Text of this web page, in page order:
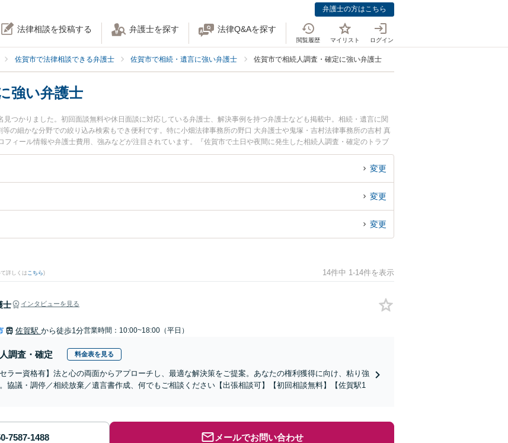
弁護士の方はこちら
法律相談を投稿する 弁護士を探す 法律Q&Aを探す
閲覧履歴 マイリスト ログイン
佐賀市で法律相談できる弁護士 佐賀市で相続・遺言に強い弁護士 佐賀市で相続人調査・確定に強い弁護士
強い弁護士
つかりました。初回面談無料や休日面談に対応している弁護士、解決事例を持つ弁護士なども掲載中。相続・遺言に関
の細かな分野での絞り込み検索もでき便利です。特に小畑法律事務所の野口 大弁護士や鬼塚・吉村法律事務所の吉村 真
ィール情報や弁護士費用、強みなどが注目されています。『佐賀市で土日や夜間に発生した相続人調査・確定のトラブ
トラブル解決の実績豊富な近くの弁護士を検索したい』『初回相談無料で相続人調査・確定を法律相談できる佐賀市内の
すすめです。
変更
変更
変更
詳しくは こちら) 14件中 1-14件を表示
士 インタビューを見る
佐賀駅 から徒歩1分営業時間：10:00~18:00（平日）
調査・確定 料金表を見る
セラー資格有】法と心の両面からアプローチし、最適な解決策をご提案。あなたの権利獲得に向け、粘り強
協議・調停／相続放棄／遺言書作成、何でもご相談ください【出張相談可】【初回相談無料】【佐賀駅1
メールでお問い合わせ